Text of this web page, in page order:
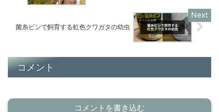
菌糸ビンで飼育する虹色クワガタの幼虫
コメント
コメントを書き込む